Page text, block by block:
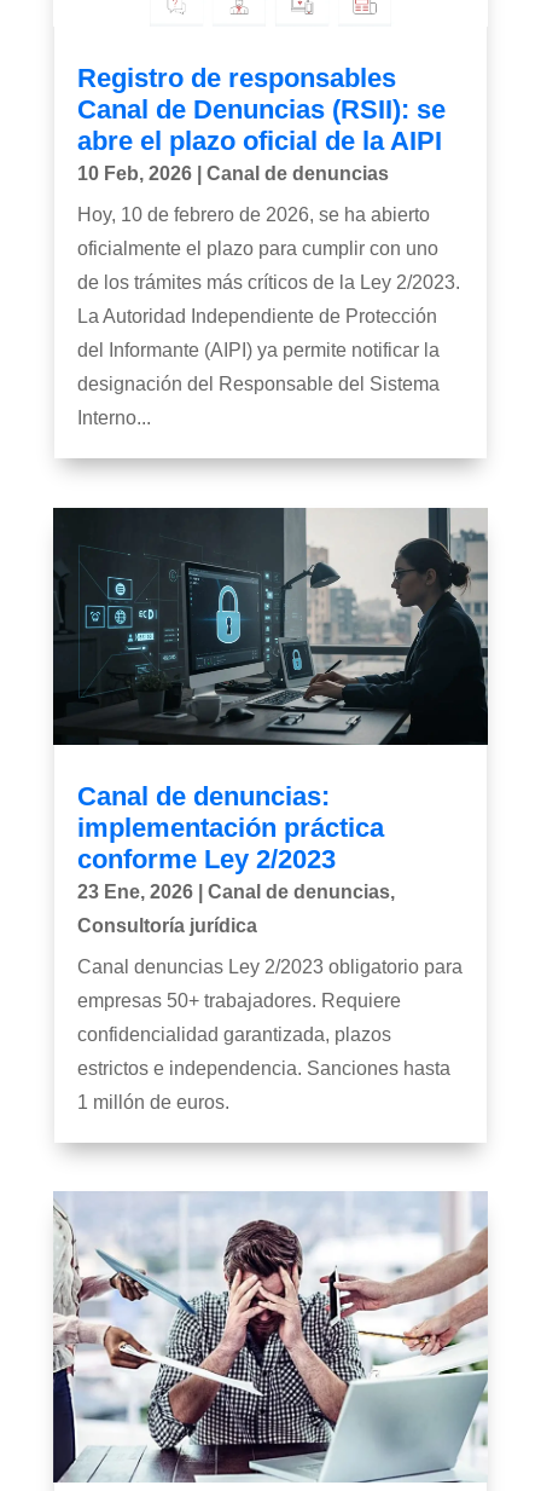
Registro de responsables
Canal de Denuncias (RSII): se
abre el plazo oficial de la AIPI
10 Feb, 2026| Canal de denuncias
Hoy, 10 de febrero de 2026, se ha abierto
oficialmente el plazo para cumplir con uno
de los trámites más críticos de la Ley 2/2023.
La Autoridad Independiente de Protección
del Informante (AIPI) ya permite notificar la
designación del Responsable del Sistema
Interno...
Canal de denuncias:
implementación práctica
conforme Ley 2/2023
23 Ene, 2026| Canal de denuncias,
Consultoría jurídica
Canal denuncias Ley 2/2023 obligatorio para
empresas 50+ trabajadores. Requiere
confidencialidad garantizada, plazos
estrictos e independencia. Sanciones hasta
1 millón de euros.